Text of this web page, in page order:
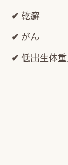
乾癬
がん
低出生体